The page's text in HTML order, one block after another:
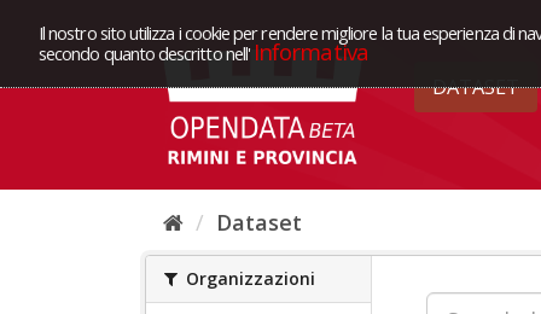
Il nostro sito utilizza i cookie per rendere migliore la tua esperienza di
secondo quanto descritto nell' Informativa
DATASET
Dataset
Organizzazioni